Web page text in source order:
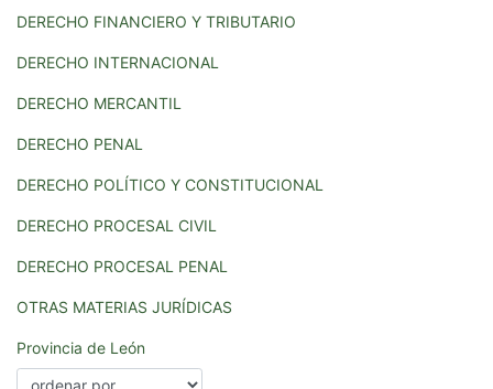
DERECHO FINANCIERO Y TRIBUTARIO
DERECHO INTERNACIONAL
DERECHO MERCANTIL
DERECHO PENAL
DERECHO POLÍTICO Y CONSTITUCIONAL
DERECHO PROCESAL CIVIL
DERECHO PROCESAL PENAL
OTRAS MATERIAS JURÍDICAS
Provincia de León